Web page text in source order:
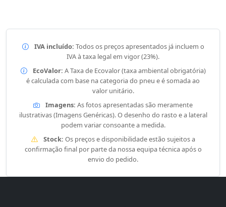
IVA incluído: Todos os preços apresentados já incluem o
IVA à taxa legal em vigor (23%).
EcoValor: A Taxa de Ecovalor (taxa ambiental obrigatória)
é calculada com base na categoria do pneu e é somada ao
valor unitário.
Imagens: As fotos apresentadas são meramente
ilustrativas (Imagens Genéricas). O desenho do rasto e a lateral
podem variar consoante a medida.
Stock: Os preços e disponibilidade estão sujeitos a
confirmação final por parte da nossa equipa técnica após o
envio do pedido.